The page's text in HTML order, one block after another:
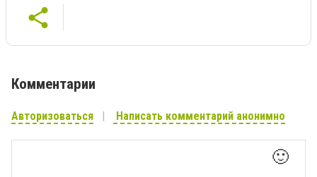
Комментарии
Авторизоваться Написать комментарий анонимно
🙂